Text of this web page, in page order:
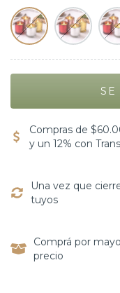
Compras de
y un 12% con
Una vez que
tuyos
Comprá por
precio